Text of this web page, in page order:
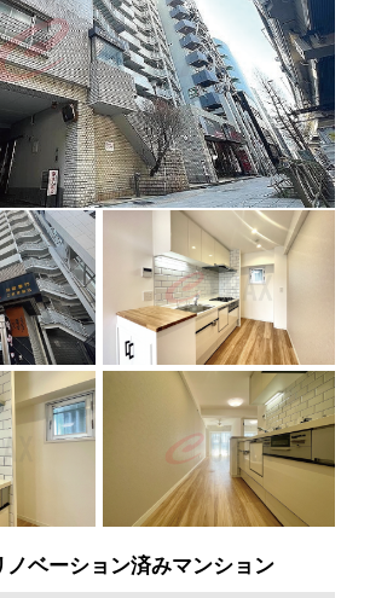
ベーション済みマンション